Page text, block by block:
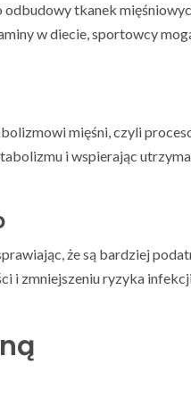
odbudowy tkanek
w diecie, sportowcy
mięśni, czyli
i wspierając
że są bardziej
i zmniejszeniu ryzyka